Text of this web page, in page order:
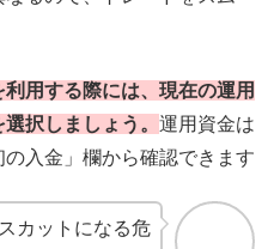
利用する際には、現在の運用
択しましょう。 運用資金は
入金」欄から確認できます
カットになる危